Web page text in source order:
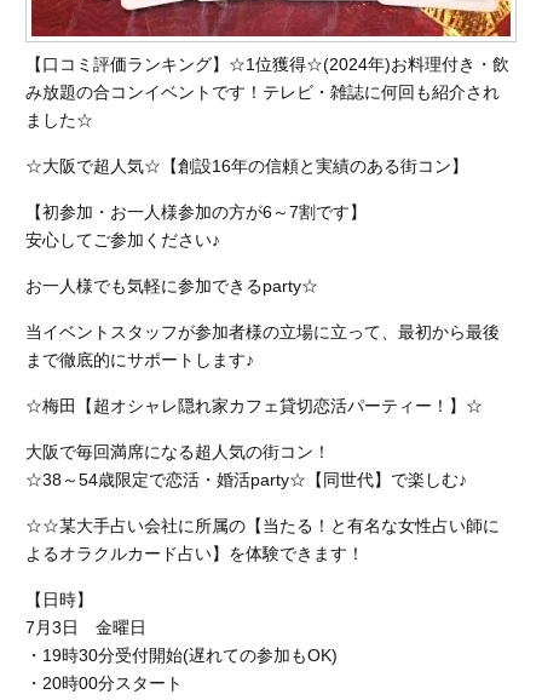
【口コミ評価ランキング】☆1位獲得☆(2024年)お料理付き・飲
み放題の合コンイベントです！テレビ・雑誌に何回も紹介され
ました☆
☆大阪で超人気☆【創設16年の信頼と実績のある街コン】
【初参加・お一人様参加の方が6～7割です】
安心してご参加ください♪
お一人様でも気軽に参加できるparty☆
当イベントスタッフが参加者様の立場に立って、最初から最後
まで徹底的にサポートします♪
☆梅田【超オシャレ隠れ家カフェ貸切恋活パーティー！】☆
大阪で毎回満席になる超人気の街コン！
☆38～54歳限定で恋活・婚活party☆【同世代】で楽しむ♪
☆☆某大手占い会社に所属の【当たる！と有名な女性占い師に
よるオラクルカード占い】を体験できます！
【日時】
7月3日 金曜日
・19時30分受付開始(遅れての参加もOK)
・20時00分スタート